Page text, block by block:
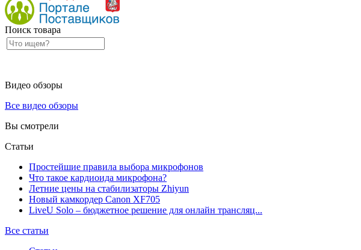
Поиск товара
Видео обзоры
Все видео обзоры
Вы смотрели
Статьи
Простейшие правила выбора микрофонов
Что такое кардиоида микрофона?
Летние цены на стабилизаторы Zhiyun
Новый камкордер Canon XF705
LiveU Solo – бюджетное решение для онлайн трансляц...
Все статьи